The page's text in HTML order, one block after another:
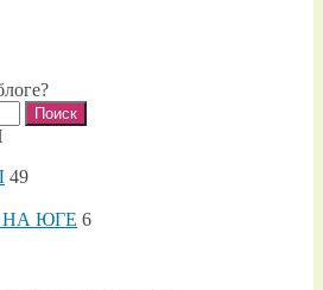
49
ЮГЕ 6